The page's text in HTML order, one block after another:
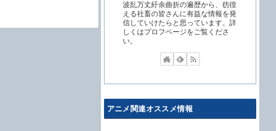
波乱万丈紆余曲折の遍歴から、彷徨
える社畜の皆さんに有益な情報を発
信していけたらと思っています。詳
しくはプロフページをご覧くださ
い。
アニメ関連オススメ情報